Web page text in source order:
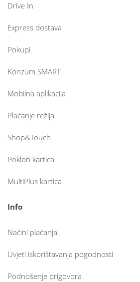
Drive In
Express dostava
Pokupi
Konzum SMART
Mobilna aplikacija
Plaćanje režija
Shop&Touch
Poklon kartica
MultiPlus kartica
Info
Načini plaćanja
Uvjeti iskorištavanja pogodnosti
Podnošenje prigovora